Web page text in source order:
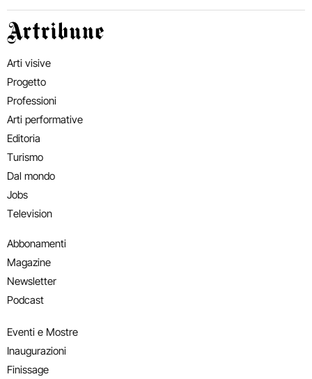
Artribune
Arti visive
Progetto
Professioni
Arti performative
Editoria
Turismo
Dal mondo
Jobs
Television
Abbonamenti
Magazine
Newsletter
Podcast
Eventi e Mostre
Inaugurazioni
Finissage